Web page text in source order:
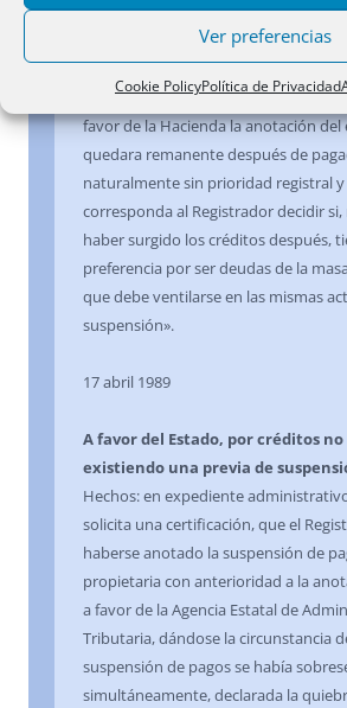
Ver preferencias
Cookie PolicyPolítica de Privacidad
la anotación de embargo en esta
se trata de créditos fiscales surgidos
con posterioridad, y por tanto no
acreedores de la suspensión de
favor de la Hacienda la anotación
quedara remanente después de
naturalmente sin prioridad registral
corresponda al Registrador decidir
haber surgido los créditos después,
preferencia por ser deudas de la
que debe ventilarse en las mismas
suspensión».
17 abril 1989
A favor del Estado, por créditos
existiendo una previa de
Hechos: en expediente
solicita una certificación, que el
haberse anotado la suspensión de
propietaria con anterioridad a la
a favor de la Agencia Estatal de
Tributaria, dándose la circunstancia
suspensión de pagos se había
simultáneamente, declarada la